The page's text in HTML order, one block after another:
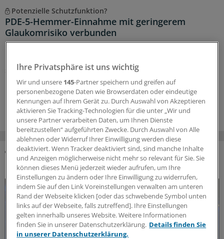
Potenzielle Schutzfunktion?
PDE-5-Hemmer-Einnahme mit geringerem
Glaukomrisiko verbunden
seltener auftretenden Fällen von Glaukomverdacht und
Offenwinkelglaukom einher.
12.06.2026
DAS KÖNNTE SIE AUCH INTERESSIEREN
Ihre Privatsphäre ist uns wichtig
Wir und unsere 145-Partner speichern und greifen auf
personenbezogene Daten wie Browserdaten oder eindeutige
Kennungen auf Ihrem Gerät zu. Durch Auswahl von Akzeptieren
aktivieren Sie Tracking-Technologien für die unter „Wir und
unsere Partner verarbeiten Daten, um Ihnen Dienste
bereitzustellen“ aufgeführten Zwecke. Durch Auswahl von Alle
ablehnen oder Widerruf Ihrer Einwilligung werden diese
deaktiviert. Wenn Tracker deaktiviert sind, sind manche Inhalte
und Anzeigen möglicherweise nicht mehr so relevant für Sie. Sie
können dieses Menü jederzeit wieder aufrufen, um Ihre
Einstellungen zu ändern oder Ihre Einwilligung zu widerrufen,
indem Sie auf den Link Voreinstellungen verwalten am unteren
Rand der Webseite klicken [oder das schwebende Symbol unten
links auf der Webseite, falls zutreffend]. Ihre Einstellungen
gelten innerhalb unseres Website. Weitere Informationen
finden Sie in unserer Datenschutzerklärung. Details finden Sie
in unserer Datenschutzerklärung.